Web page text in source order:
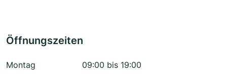
Öffnungszeiten
Montag
09:00 bis 19:00